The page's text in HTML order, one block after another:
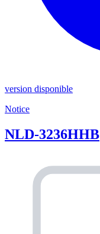
version disponible
Notice
NLD-3236HHB